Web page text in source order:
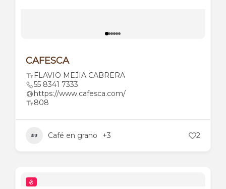
CAFESCA
FLAVIO MEJIA CABRERA
55 8341 7333
https://www.cafesca.com/
808
Café en grano +3 2